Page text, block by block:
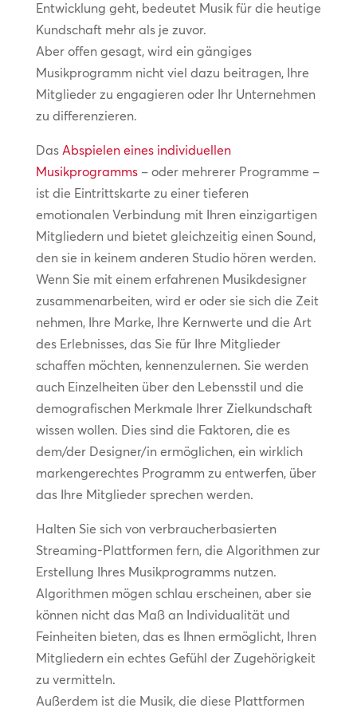
Entwicklung geht, bedeutet Musik für die heutige
Kundschaft mehr als je zuvor.
Aber offen gesagt, wird ein gängiges
Musikprogramm nicht viel dazu beitragen, Ihre
Mitglieder zu engagieren oder Ihr Unternehmen
zu differenzieren.
Das Abspielen eines individuellen
Musikprogramms– oder mehrerer Programme –
ist die Eintrittskarte zu einer tieferen
emotionalen Verbindung mit Ihren einzigartigen
Mitgliedern und bietet gleichzeitig einen Sound,
den sie in keinem anderen Studio hören werden.
Wenn Sie mit einem erfahrenen Musikdesigner
zusammenarbeiten, wird er oder sie sich die Zeit
nehmen, Ihre Marke, Ihre Kernwerte und die Art
des Erlebnisses, das Sie für Ihre Mitglieder
schaffen möchten, kennenzulernen. Sie werden
auch Einzelheiten über den Lebensstil und die
demografischen Merkmale Ihrer Zielkundschaft
wissen wollen. Dies sind die Faktoren, die es
dem/der Designer/in ermöglichen, ein wirklich
markengerechtes Programm zu entwerfen, über
das Ihre Mitglieder sprechen werden.
Halten Sie sich von verbraucherbasierten
Streaming-Plattformen fern, die Algorithmen zur
Erstellung Ihres Musikprogramms nutzen.
Algorithmen mögen schlau erscheinen, aber sie
können nicht das Maß an Individualität und
Feinheiten bieten, das es Ihnen ermöglicht, Ihren
Mitgliedern ein echtes Gefühl der Zugehörigkeit
zu vermitteln.
Außerdem ist die Musik, die diese Plattformen